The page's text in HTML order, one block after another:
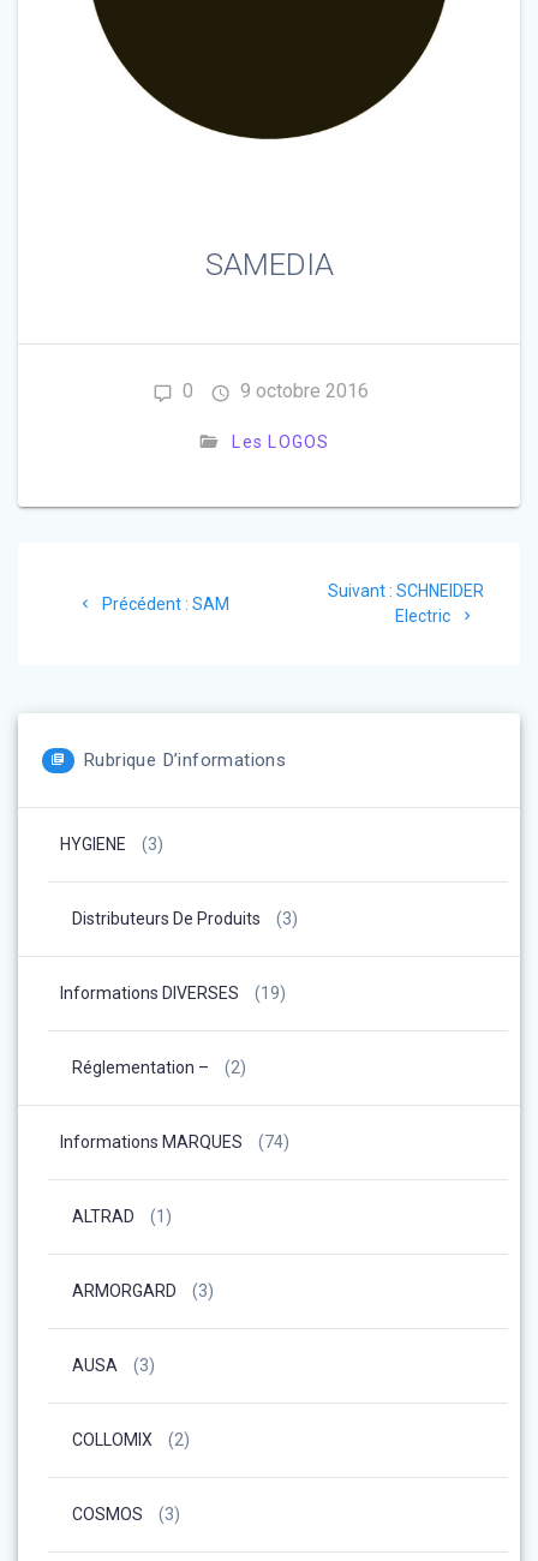
SAMEDIA
0 9 octobre 2016
Les LOGOS
Précédent : Article
SAM
Suivant : Article
suivant
SCHNEIDER
Electric
Rubrique D’informations
HYGIENE (3)
Distributeurs De Produits (3)
Informations DIVERSES (19)
Réglementation – (2)
Informations MARQUES (74)
ALTRAD (1)
ARMORGARD (3)
AUSA (3)
COLLOMIX (2)
COSMOS (3)